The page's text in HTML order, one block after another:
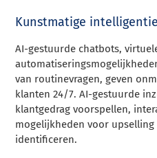
Kunstmatige
AI-gestuurde chatbots,
van routinevragen, geven
klanten 24/7. AI-gestuurde
klantgedrag voorspellen,
mogelijkheden voor
identificeren.